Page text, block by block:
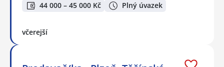
44 000 – 45 000 Kč Plný úvazek
včerejší